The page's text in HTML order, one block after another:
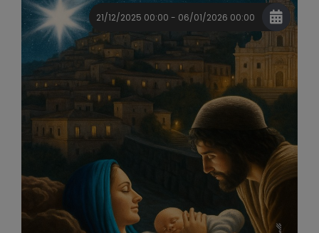
21/12/2025 00:00 - 06/01/2026 00:00